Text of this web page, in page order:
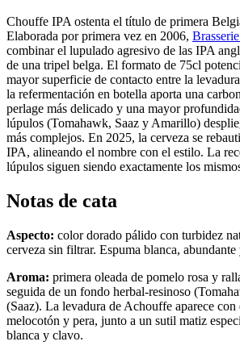
Chouffe IPA ostenta el título de primera
Elaborada por primera vez en 2006,
combinar el lupulado agresivo de las IPA
de una tripel belga. El formato de 75cl
mayor superficie de contacto entre la
la refermentación en botella aporta una
perlage más delicado y una mayor
lúpulos (Tomahawk, Saaz y Amarillo)
más complejos. En 2025, la cerveza se
IPA, alineando el nombre con el estilo. La
lúpulos siguen siendo exactamente los
Notas de cata
Aspecto: color dorado pálido con turbidez
cerveza sin filtrar. Espuma blanca, abundante
Aroma: primera oleada de pomelo rosa y
seguida de un fondo herbal-resinoso
(Saaz). La levadura de Achouffe aparece con
melocotón y pera, junto a un sutil matiz
blanca y clavo.